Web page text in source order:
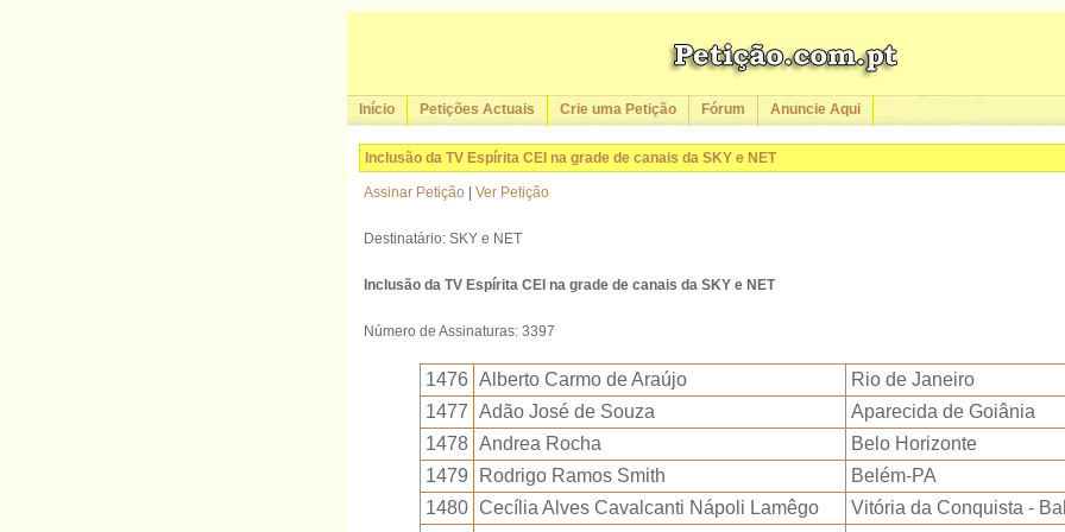
Início Petições Actuais Crie uma Petição Fórum Anuncie Aqui
Inclusão da TV Espírita CEI na grade de canais da SKY e NET
Assinar Petição Ver Petição
Destinatário: SKY e NET
Inclusão da TV Espírita CEI na grade de canais da SKY e NET
Número de Assinaturas: 3397
1476 Alberto Carmo de Araújo
Rio de Janeiro
1477 Adão José de Souza
Aparecida de Goiânia
1478 Andrea Rocha
Belo Horizonte
1479
Rodrigo Ramos Smith
Belém-PA
1480 Cecília Alves Cavalcanti Nápoli Lamêgo
Vitória da Conquista -